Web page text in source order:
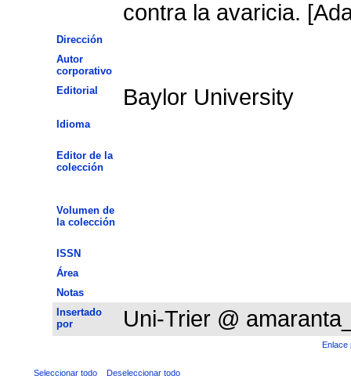
Dirección
Autor
corporativo
Editorial
Baylor University
Idioma
Editor de la
colección
Volumen de
la colección
ISSN
Área
Notas
Insertado
por
Uni-Trier @
Enlace
Seleccionar todo Deseleccionar todo